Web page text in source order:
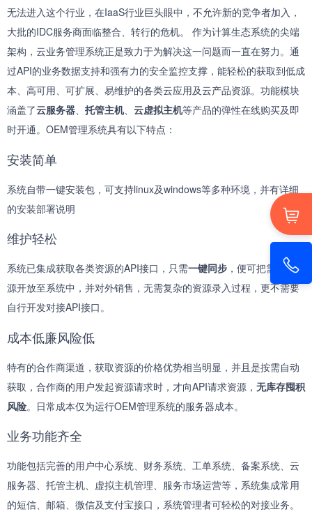
无法进入这个行业，在IaaS行业巨头眼中，不允许新的竞争者加入，
大批的IDC服务商面临整合、转行的危机。 作为计算生态系统的尖端
架构，云业务管理系统正是致力于为解决这一问题而一直在努力。通
过API的业务数据支持和强有力的安全监控支撑，能轻松的获取到低成
本、高可用、可扩展、易维护的各类云应用及云产品资源。功能模块
涵盖了云服务器、 托管主机、 云虚拟主机等产品的弹性在线购买及即
时开通。OEM管理系统具有以下特点：
安装简单
系统自带一键安装包，可支持linux及windows等多种环境，并有详细
的安装部署说明
维护轻松
系统已集成获取各类资源的API接口，只需一键同步 ，便可把需要的资
源开放至系统中，并对外销售，无需复杂的资源录入过程，更不需要
自行开发对接API接口。
成本低廉风险低
特有的合作商渠道，获取资源的价格优势相当明显，并且是按需自动
获取，合作商的用户发起资源请求时，才向API请求资源， 无库存囤积
风险。日常成本仅为运行OEM管理系统的服务器成本。
业务功能齐全
功能包括完善的用户中心系统、财务系统、工单系统、备案系统、云
服务器、托管主机、虚拟主机管理、服务市场运营等，系统集成常用
的短信、邮箱、微信及支付宝接口，系统管理者可轻松的对接业务。